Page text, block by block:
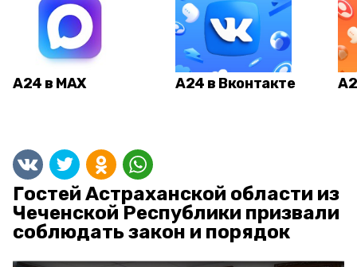
А24 в MAX А24 в Вконтакте
Гостей Астраханской области из
Чеченской Республики призвали
соблюдать закон и порядок